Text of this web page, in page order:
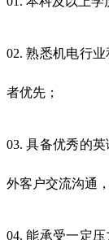
02. 熟悉机电行
者优先；
03. 具备优秀的
外客户交流沟通
04. 能承受一定